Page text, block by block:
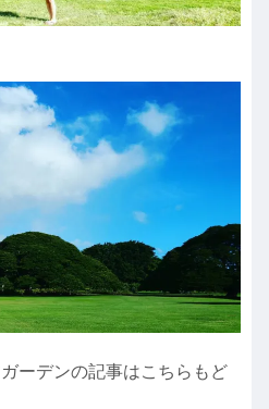
ーデンの記事はこちらもど